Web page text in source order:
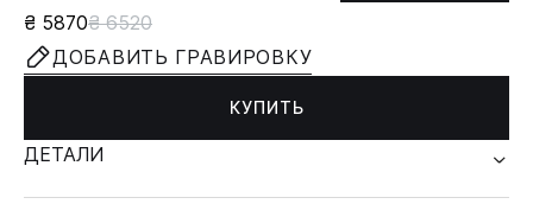
₴ 5870₴ 6520
ДОБАВИТЬ ГРАВИРОВКУ
КУПИТЬ
ДЕТАЛИ